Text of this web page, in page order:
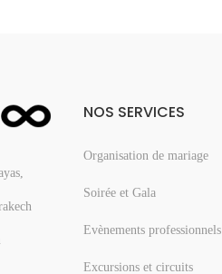
NOS SERVICES
Organisation de mariage
Soirée et Gala
Evènements professionnels
Excursions et circuits